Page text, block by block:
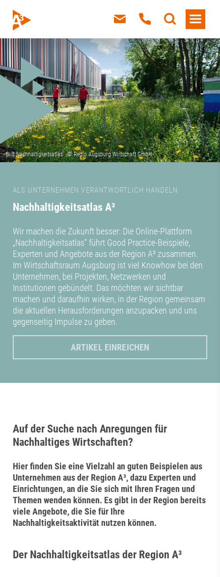
ALS UNTERNEHMEN VERANTWORTLICH HANDELN
Nachhaltigkeitsatlas A³
Wir machen die Zukunft besser: Die Online-Plattform
„Nachhaltigkeitsatlas“ führt Good Practice-Beispiele,
Experten und Angebote aus der Region A³ zusammen.
Im Wirtschaftsraum Augsburg ist viel Knowhow bei den
Unternehmen, bei Projekten, Netzwerken und
Institutionen gebündelt. Das möchten wir sichtbar
machen und daraufhin wirken, in der Region gemeinsam
die aktuellen Herausforderungen anzupacken und uns
gegenseitig Impulse zu geben.
ARTIKEL EINREICHEN
Auf der Suche nach Anregungen für
Nachhaltiges Wirtschaften?
Hier finden Sie eine Vielzahl an guten Beispielen aus
Unternehmen aus der Region A³, dazu Experten und
Einrichtungen, an die Sie sich mit Ihren Fragen und
Themen wenden können. Es gibt in der Region bereits
viele Angebote, die Sie für Ihre
Nachhaltigkeitsaktivität nutzen können.
Der Nachhaltigkeitsatlas der Region A³